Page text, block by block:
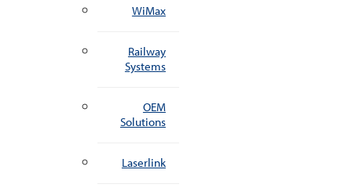
WiMax
Railway
Systems
OEM
Solutions
Laserlink